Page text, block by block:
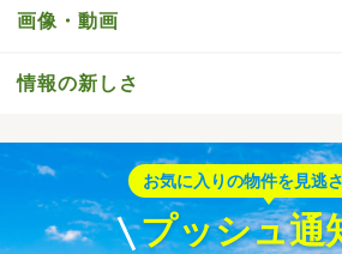
画像・動画
情報の新しさ
お気に入りの物件を見逃
プッシュ通